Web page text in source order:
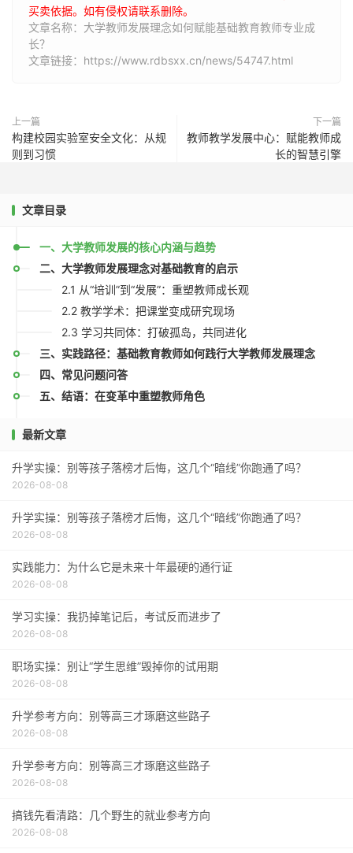
买卖依据。如有侵权请联系删除。
文章名称：大学教师发展理念如何赋能基础教育教师专业成
长？
文章链接：https://www.rdbsxx.cn/news/54747.html
上一篇
构建校园实验室安全文化：从规
则到习惯
下一篇
教师教学发展中心：赋能教师成
长的智慧引擎
文章目录
一、大学教师发展的核心内涵与趋势
二、大学教师发展理念对基础教育的启示
2.1 从“培训”到“发展”：重塑教师成长观
2.2 教学学术：把课堂变成研究现场
2.3 学习共同体：打破孤岛，共同进化
三、实践路径：基础教育教师如何践行大学教师发展理念
四、常见问题问答
五、结语：在变革中重塑教师角色
最新文章
升学实操：别等孩子落榜才后悔，这几个“暗线”你跑通了吗？
2026-08-08
升学实操：别等孩子落榜才后悔，这几个“暗线”你跑通了吗？
2026-08-08
实践能力：为什么它是未来十年最硬的通行证
2026-08-08
学习实操：我扔掉笔记后，考试反而进步了
2026-08-08
职场实操：别让“学生思维”毁掉你的试用期
2026-08-08
升学参考方向：别等高三才琢磨这些路子
2026-08-08
升学参考方向：别等高三才琢磨这些路子
2026-08-08
搞钱先看清路：几个野生的就业参考方向
2026-08-08